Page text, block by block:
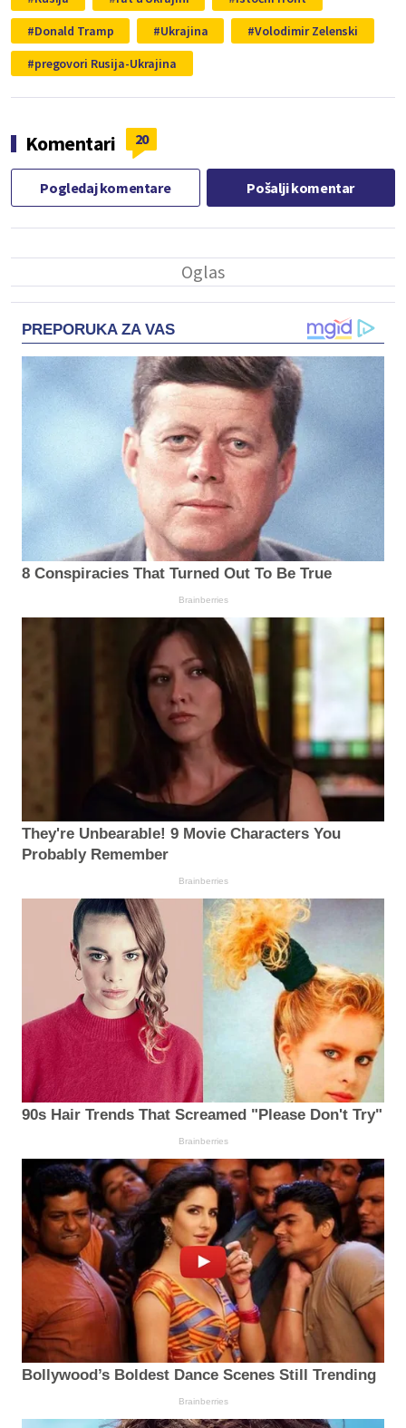
Donald Tramp
Ukrajina
Volodimir Zelenski
pregovori Rusija-Ukrajina
Komentari 20
Pogledaj komentare Pošalji komentar
PREPORUKA ZA VAS
8 Conspiracies That Turned Out To Be True
Brainberries
They're Unbearable! 9 Movie Characters You
Probably Remember
Brainberries
90s Hair Trends That Screamed "Please Don't Try"
Brainberries
Bollywood’s Boldest Dance Scenes Still Trending
Brainberries